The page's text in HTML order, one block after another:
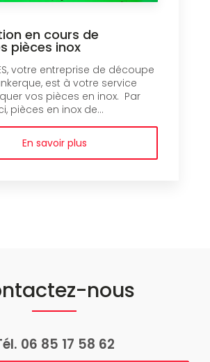
en cours de
pièces inox
votre entreprise de découpe
est à votre service
vos pièces en inox. Par
pièces en inox de...
En savoir plus
nous
06 85 17 58 62